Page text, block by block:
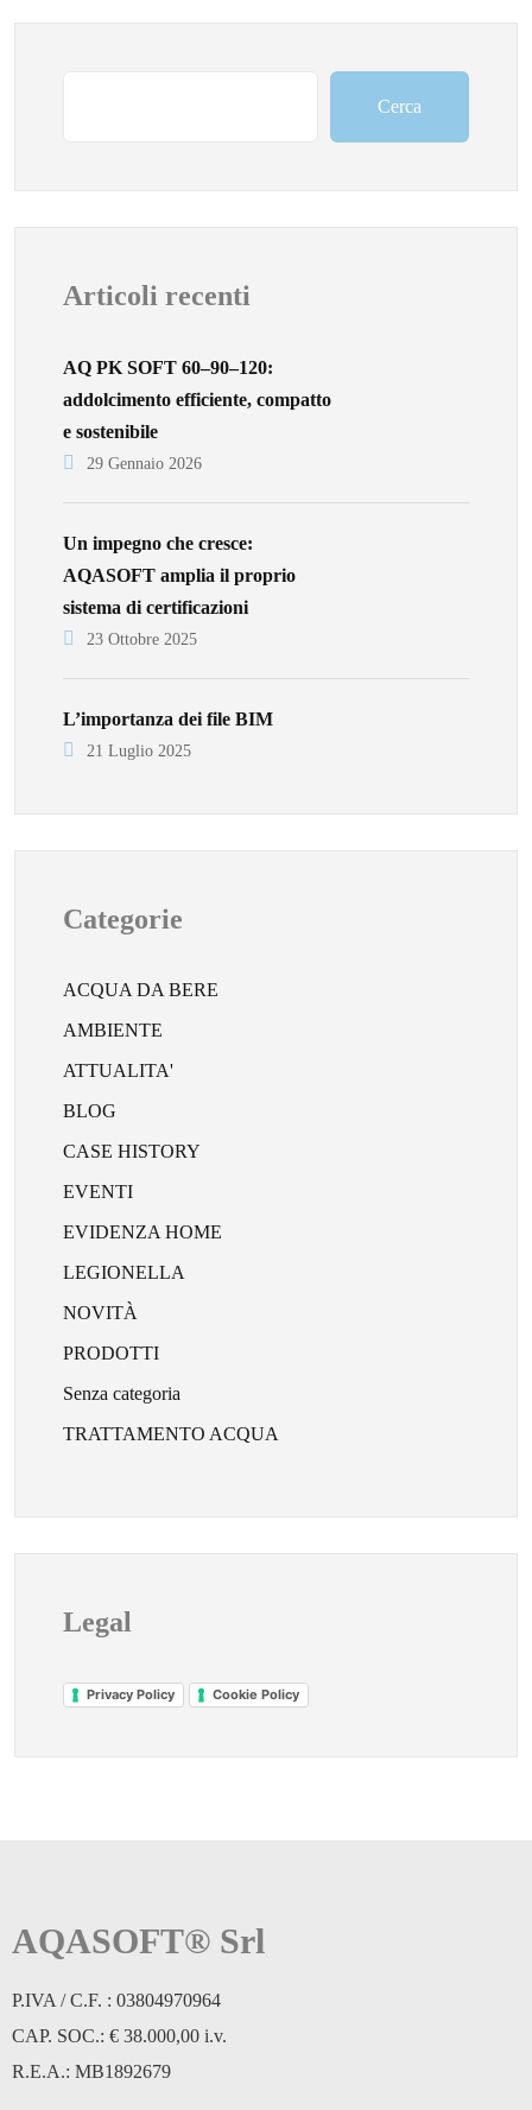
Cerca
Articoli recenti
AQ PK SOFT 60–90–120:
addolcimento efficiente, compatto
e sostenibile
29 Gennaio 2026
Un impegno che cresce:
AQASOFT amplia il proprio
sistema di certificazioni
23 Ottobre 2025
L’importanza dei file BIM
21 Luglio 2025
Categorie
ACQUA DA BERE
AMBIENTE
ATTUALITA'
BLOG
CASE HISTORY
EVENTI
EVIDENZA HOME
LEGIONELLA
NOVITÀ
PRODOTTI
Senza categoria
TRATTAMENTO ACQUA
Legal
Privacy Policy Cookie Policy
AQASOFT® Srl
P.IVA / C.F. : 03804970964
CAP. SOC.: € 38.000,00 i.v.
R.E.A.: MB1892679